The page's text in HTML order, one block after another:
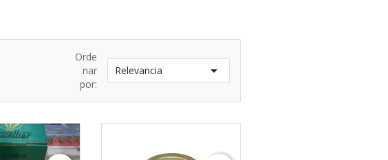
Orde
nar
por:
Relevancia 